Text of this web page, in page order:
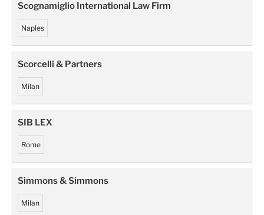
Scognamiglio International Law Firm
Naples
Scorcelli & Partners
Milan
SIB LEX
Rome
Simmons & Simmons
Milan